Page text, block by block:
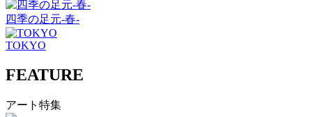
四季の足元-春-
TOKYO
FEATURE
アート特集